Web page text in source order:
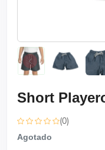
Short
(0)
Agotado